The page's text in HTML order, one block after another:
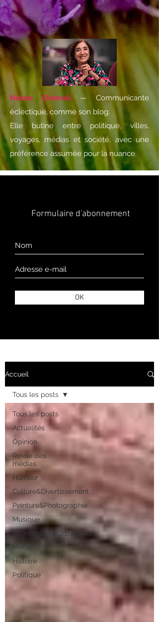
Nicole Chémali — Communicante
éclectique, comme son blog.
Elle butine entre politique, villes,
voyages, médias et société, avec une
préférence assumée pour la nuance.
Formulaire d'abonnement
OK
Accueil
Tous les posts
Actualités
Opinion
Revue des
médias
Humour
Culture&Divertissement
Peinture&Photographie
Musique
Architecture&Urbanisme
Mode
Histoire
Politique
Tous les posts